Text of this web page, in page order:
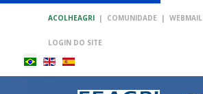
ACOLHEAGRI | COMUNIDADE | WEBMAIL
LOGIN DO SITE